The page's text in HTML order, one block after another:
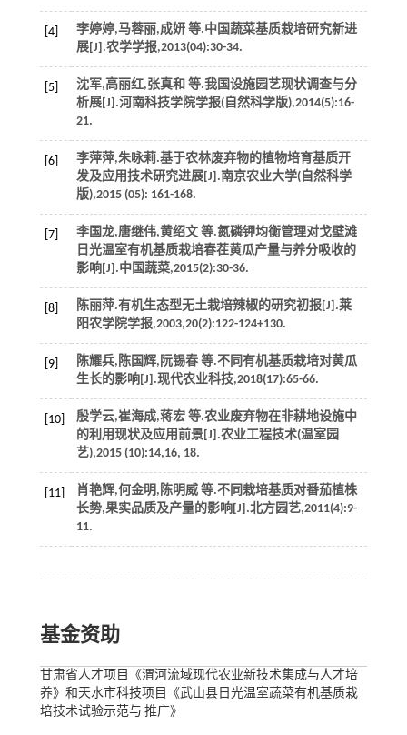
[4] 李婷婷,马蓉丽,成妍 等.中国蔬菜基质栽培研究新进
展[J].农学学报,2013(04):30-34.
[5] 沈军,高丽红,张真和 等.我国设施园艺现状调查与分
析展[J].河南科技学院学报(自然科学版),2014(5):16-
21.
[6]
李萍萍,朱咏莉.基于农林废弃物的植物培育基质开
发及应用技术研究进展[J].南京农业大学(自然科学
版),2015(05): 161-168.
[7] 李国龙,唐继伟,黄绍文 等.氮磷钾均衡管理对戈壁滩
日光温室有机基质栽培春茬黄瓜产量与养分吸收的
影响[J].中国蔬菜,2015(2):30-36.
[8] 陈丽萍.有机生态型无土栽培辣椒的研究初报[J].莱
阳农学院学报,2003,20(2):122-124+130.
[9] 陈耀兵,陈国辉,阮锡春 等.不同有机基质栽培对黄瓜
生长的影响[J].现代农业科技,2018(17):65-66.
[10] 殷学云,崔海成,蒋宏 等.农业废弃物在非耕地设施中
的利用现状及应用前景[J].农业工程技术(温室园
艺),2015(10):14,16, 18.
[11] 肖艳辉,何金明,陈明威 等.不同栽培基质对番茄植株
长势,果实品质及产量的影响[J].北方园艺,2011(4):9-
11.
基金资助
甘肃省人才项目《渭河流域现代农业新技术集成与人才培
养》和天水市科技项目《武山县日光温室蔬菜有机基质栽
培技术试验示范与 推广》